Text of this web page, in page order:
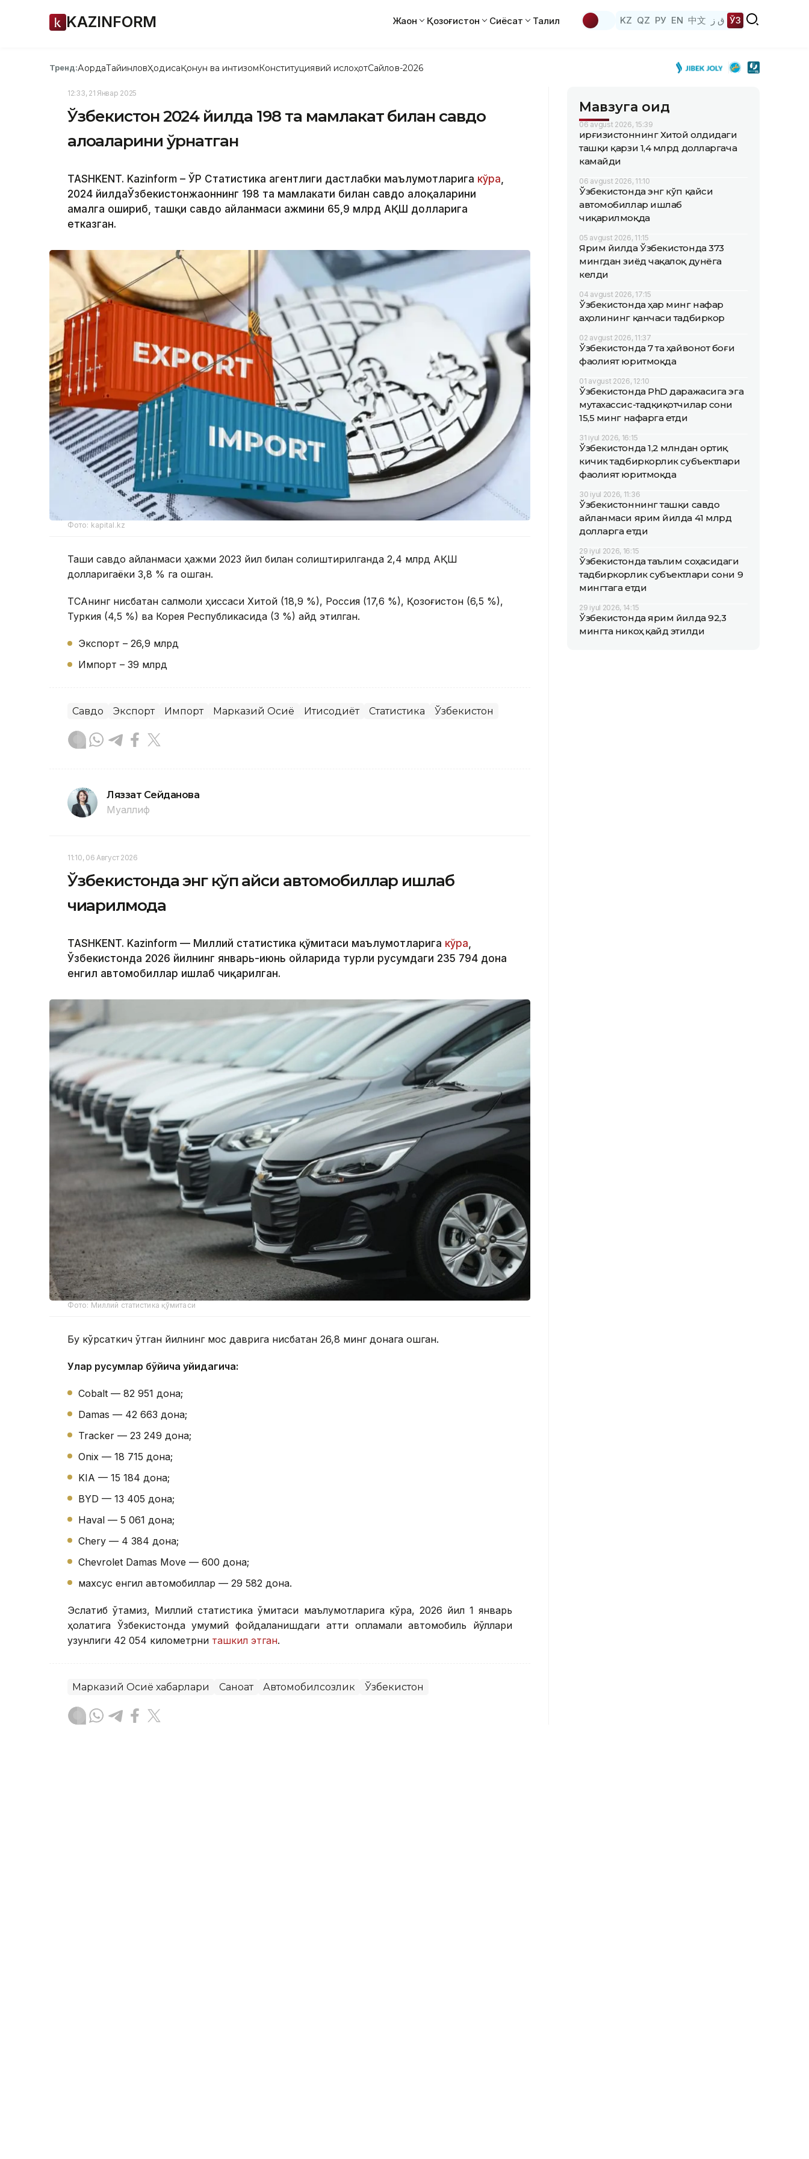
KAZINFORM Жаҳон Қозоғистон Сиёсат Таҳлил KZ QZ РУ EN 中文 ق ز ЎЗ
Тренд:АқордаТайинловҲодисаҚонун ва интизомКонституциявий ислоҳотСайлов-2026
12:33, 21 Январ 2025
Ўзбекистон 2024 йилда 198 та мамлакат билан савдо
алоқаларини ўрнатган
TASHKENT. Kazinform – ЎР Статистика агентлиги дастлабки маълумотларига кўра,
2024 йилдаЎзбекистонжаҳоннинг 198 та мамлакати билан савдо алоқаларини
амалга ошириб, ташқи савдо айланмаси ҳажмини 65,9 млрд АҚШ долларига
етказган.
Фото: kapital.kz
Ташқи савдо айланмаси ҳажми 2023 йил билан солиштирилганда 2,4 млрд АҚШ
долларигаёки 3,8 % га ошган.
ТСАнинг нисбатан салмоқли ҳиссаси Хитой (18,9 %), Россия (17,6 %), Қозоғистон (6,5 %),
Туркия (4,5 %) ва Корея Республикасида (3 %) қайд этилган.
Экспорт – 26,9 млрд
Импорт – 39 млрд
Савдо Экспорт Импорт Марказий Осиё Иқтисодиёт Статистика Ўзбекистон
Ляззат Сейданова
Муаллиф
11:10, 06 Август 2026
Ўзбекистонда энг кўп қайси автомобиллар ишлаб
чиқарилмоқда
TASHKENT. Kazinform — Миллий статистика қўмитаси маълумотларига кўра,
Ўзбекистонда 2026 йилнинг январь-июнь ойларида турли русумдаги 235 794 дона
енгил автомобиллар ишлаб чиқарилган.
Фото: Миллий статистика қўмитаси
Бу кўрсаткич ўтган йилнинг мос даврига нисбатан 26,8 минг донага ошган.
Улар русумлар бўйича қуйидагича:
Cobalt — 82 951 дона;
Damas — 42 663 дона;
Tracker — 23 249 дона;
Onix — 18 715 дона;
KIA — 15 184 дона;
BYD — 13 405 дона;
Haval — 5 061 дона;
Chery — 4 384 дона;
Chevrolet Damas Move — 600 дона;
махсус енгил автомобиллар — 29 582 дона.
Эслатиб ўтамиз, Миллий статистика қўмитаси маълумотларига кўра, 2026 йил 1 январь
ҳолатига Ўзбекистонда умумий фойдаланишдаги қаттиқ қопламали автомобиль йўллари
узунлиги 42 054 километрни ташкил этган.
Марказий Осиё хабарлари Саноат Автомобилсозлик Ўзбекистон
Мавзуга оид
06 avgust 2026, 15:39
Қирғизистоннинг Хитой олдидаги
ташқи қарзи 1,4 млрд долларгача
камайди
06 avgust 2026, 11:10
Ўзбекистонда энг кўп қайси
автомобиллар ишлаб
чиқарилмоқда
05 avgust 2026, 11:15
Ярим йилда Ўзбекистонда 373
мингдан зиёд чақалоқ дунёга
келди
04 avgust 2026, 17:15
Ўзбекистонда ҳар минг нафар
аҳолининг қанчаси тадбиркор
02 avgust 2026, 11:37
Ўзбекистонда 7 та ҳайвонот боғи
фаолият юритмоқда
01 avgust 2026, 12:10
Ўзбекистонда PhD даражасига эга
мутахассис-тадқиқотчилар сони
15,5 минг нафарга етди
31 iyul 2026, 16:15
Ўзбекистонда 1,2 млндан ортиқ
кичик тадбиркорлик субъектлари
фаолият юритмоқда
30 iyul 2026, 11:36
Ўзбекистоннинг ташқи савдо
айланмаси ярим йилда 41 млрд
долларга етди
29 iyul 2026, 16:15
Ўзбекистонда таълим соҳасидаги
тадбиркорлик субъектлари сони 9
мингтага етди
29 iyul 2026, 14:15
Ўзбекистонда ярим йилда 92,3
мингта никоҳ қайд этилди